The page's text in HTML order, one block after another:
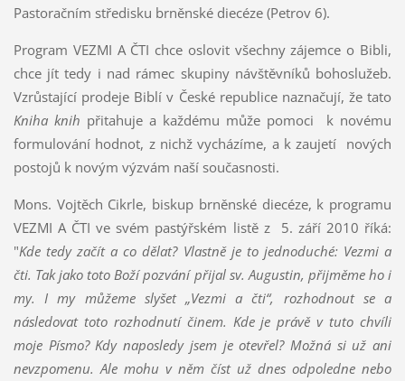
Pastoračním středisku brněnské diecéze (Petrov 6).
Program VEZMI A ČTI chce oslovit všechny zájemce o Bibli,
chce jít tedy i nad rámec skupiny návštěvníků bohoslužeb.
Vzrůstající prodeje Biblí v České republice naznačují, že tato
Kniha knih přitahuje a každému může pomoci k novému
formulování hodnot, z nichž vycházíme, a k zaujetí nových
postojů k novým výzvám naší současnosti.
Mons. Vojtěch Cikrle, biskup brněnské diecéze, k programu
VEZMI A ČTI ve svém pastýřském listě z 5. září 2010 říká:
"Kde tedy začít a co dělat? Vlastně je to jednoduché: Vezmi a
čti. Tak jako toto Boží pozvání přijal sv. Augustin, přijměme ho i
my. I my můžeme slyšet „Vezmi a čti“, rozhodnout se a
následovat toto rozhodnutí činem. Kde je právě v tuto chvíli
moje Písmo? Kdy naposledy jsem je otevřel? Možná si už ani
nevzpomenu. Ale mohu v něm číst už dnes odpoledne nebo